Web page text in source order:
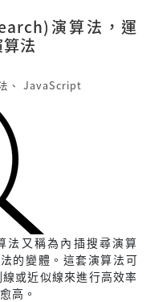
演算法，運
法
、 JavaScript
又稱為內插搜尋演算
的變體。這套演算法可
或近似線來進行高效率
高。